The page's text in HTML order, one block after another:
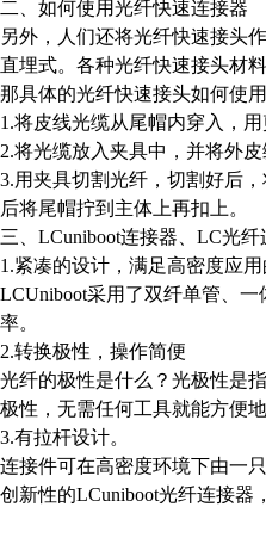
二、如何使用光纤快速连接器
另外，人们还将光纤快速接头
直埋式。各种光纤快速接头材
那具体的光纤快速接头如何使
1.将皮线光缆从尾帽内穿入，
2.将光缆放入夹具中，并将外
3.用夹具切割光纤，切割好后
后将尾帽拧到主体上再扣上。
三、LCuniboot连接器、LC光纤
1.紧凑的设计，满足高密度应用
LCUniboot采用了双纤单管、
率。
2.转换极性，操作简便
光纤的极性是什么？光极性是
极性，无需任何工具就能方便
3.有拉杆设计。
连接件可在高密度环境下由一
创新性的LCuniboot光纤连接